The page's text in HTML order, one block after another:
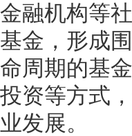
金融机构等
基金，形成
命周期的基
投资等方式
业发展。